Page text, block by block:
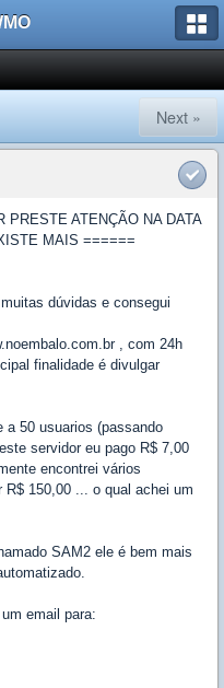
Next »
ATENÇÃO NA DATA
MAIS ======
dúvidas e consegui
, com 24h
finalidade é divulgar
a 50 usuarios (passando
servidor eu pago R$ 7,00
encontrei vários
150,00 ... o qual achei um
SAM2 ele é bem mais
email para: